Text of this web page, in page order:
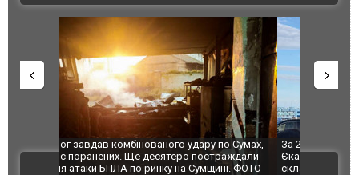
За 2000 кілометрів від кордону з Україною: в
Єкатеринбурзі після атаки дронів загорівся
склад Wildberries. ФОТО. ВІДЕО
"Мої
ВІДЕО